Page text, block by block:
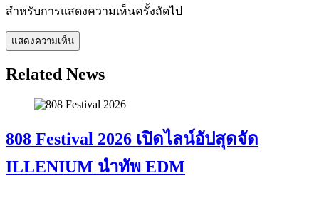
สำหรับการแสดงความเห็นครั้งถัดไป
Related News
808 Festival 2026 เปิดไลน์อัปสุดจัด
ILLENIUM นำทัพ EDM